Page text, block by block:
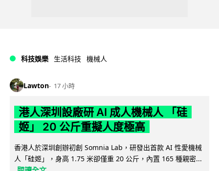
科技娛樂 生活科技 機械人
Lawton 17 小時
港人深圳設廠研 AI 成人機械人 「硅
姬」 20 公斤重擬人度極高
香港人於深圳創辦初創 Somnia Lab，研發出首款 AI 性愛機械
人「硅姬」，身高 1.75 米卻僅重 20 公斤，內置 165 種親密...